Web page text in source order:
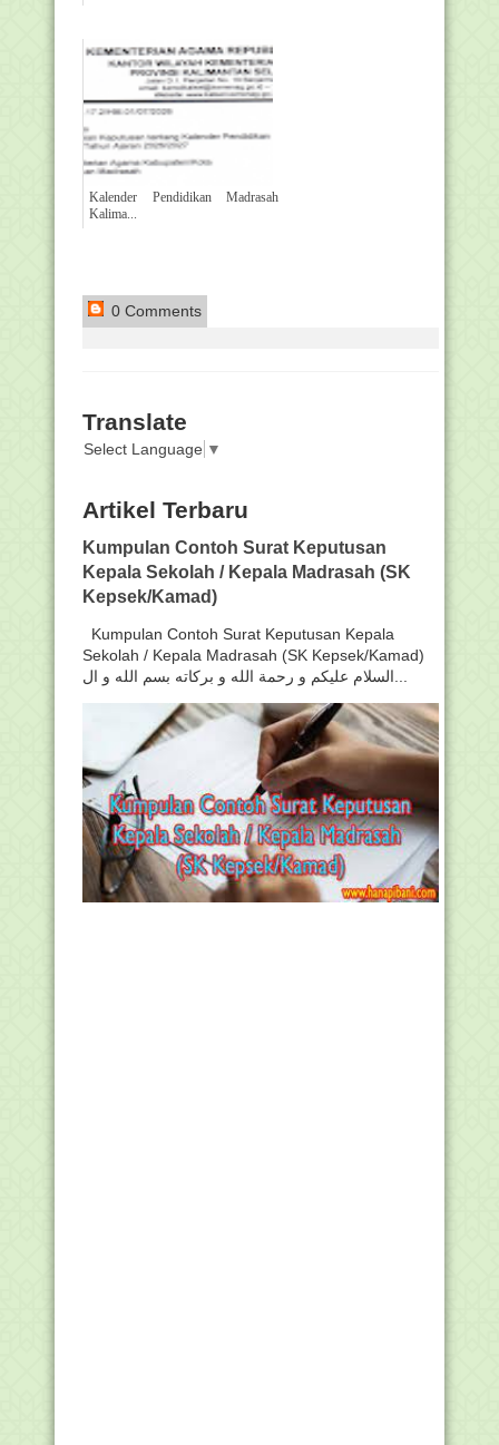
Kalender Pendidikan Madrasah
Kalima...
0 Comments
Translate
Select Language ▼
Artikel Terbaru
Kumpulan Contoh Surat Keputusan
Kepala Sekolah / Kepala Madrasah (SK
Kepsek/Kamad)
Kumpulan Contoh Surat Keputusan Kepala
Sekolah / Kepala Madrasah (SK Kepsek/Kamad)